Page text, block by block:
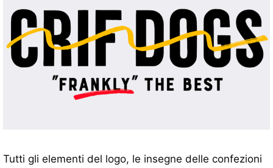
Tutti gli elementi del logo, le insegne delle confezioni